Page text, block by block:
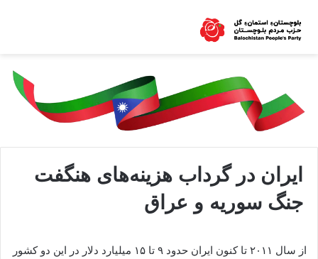
ایران در گرداب هزینه‌های هنگفت
جنگ سوریه و عراق
از سال ۲۰۱۱ تا کنون ایران حدود ۹ تا ۱۵ میلیارد دلار در این دو کشور